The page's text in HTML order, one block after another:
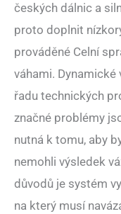
českých dálnic a
proto doplnit
prováděné Celní
váhami.
řadu technických
značné problémy
nutná k tomu, aby
nemohli výsledek
důvodů je systém
na který musí